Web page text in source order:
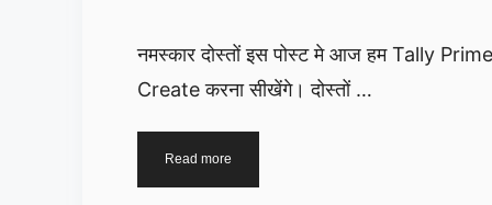
नमस्कार दोस्तों इस पोस्ट मे आज हम Tally
Create करना सीखेंगे। दोस्तों …
Read moreCreate